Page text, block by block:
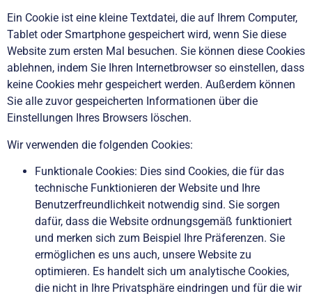
Ein Cookie ist eine kleine Textdatei, die auf Ihrem Computer,
Tablet oder Smartphone gespeichert wird, wenn Sie diese
Website zum ersten Mal besuchen. Sie können diese Cookies
ablehnen, indem Sie Ihren Internetbrowser so einstellen, dass
keine Cookies mehr gespeichert werden. Außerdem können
Sie alle zuvor gespeicherten Informationen über die
Einstellungen Ihres Browsers löschen.
Wir verwenden die folgenden Cookies:
Funktionale Cookies: Dies sind Cookies, die für das
technische Funktionieren der Website und Ihre
Benutzerfreundlichkeit notwendig sind. Sie sorgen
dafür, dass die Website ordnungsgemäß funktioniert
und merken sich zum Beispiel Ihre Präferenzen. Sie
ermöglichen es uns auch, unsere Website zu
optimieren. Es handelt sich um analytische Cookies,
die nicht in Ihre Privatsphäre eindringen und für die wir